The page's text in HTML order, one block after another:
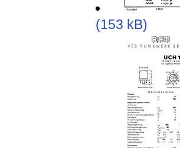
(153 kB)